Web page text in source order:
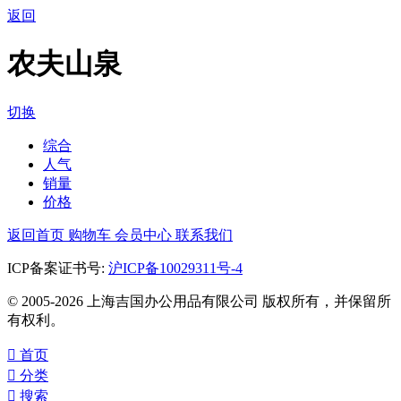
返回
农夫山泉
切换
综合
人气
销量
价格
返回首页 购物车 会员中心 联系我们
ICP备案证书号: 沪ICP备10029311号-4
© 2005-2026 上海吉国办公用品有限公司 版权所有，并保留所
有权利。
 首页
 分类
 搜索